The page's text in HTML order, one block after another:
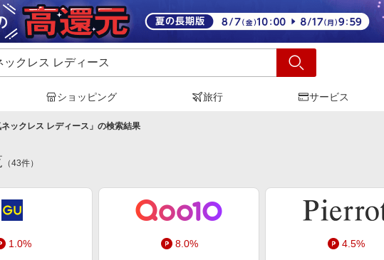
ショッピング 旅行 サービス
ックレス レディース 」の検索結果
（43件）
1.0% 8.0% 4.5%